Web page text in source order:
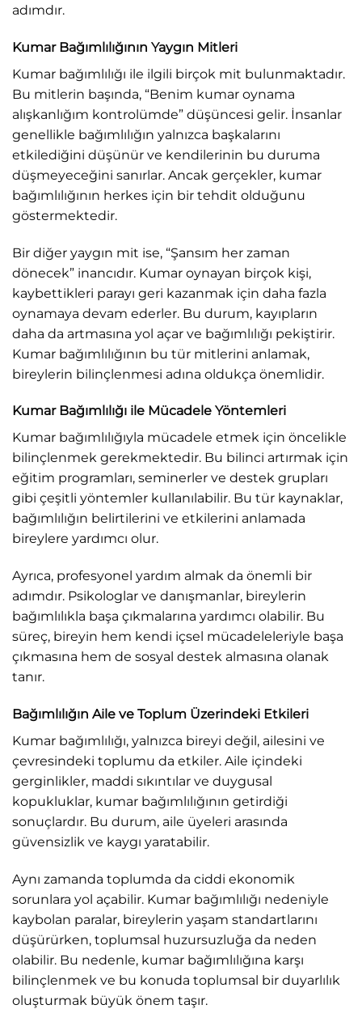
adımdır.
Kumar Bağımlılığının Yaygın Mitleri
Kumar bağımlılığı ile ilgili birçok mit bulunmaktadır.
Bu mitlerin başında, “Benim kumar oynama
alışkanlığım kontrolümde” düşüncesi gelir. İnsanlar
genellikle bağımlılığın yalnızca başkalarını
etkilediğini düşünür ve kendilerinin bu duruma
düşmeyeceğini sanırlar. Ancak gerçekler, kumar
bağımlılığının herkes için bir tehdit olduğunu
göstermektedir.
Bir diğer yaygın mit ise, “Şansım her zaman
dönecek” inancıdır. Kumar oynayan birçok kişi,
kaybettikleri parayı geri kazanmak için daha fazla
oynamaya devam ederler. Bu durum, kayıpların
daha da artmasına yol açar ve bağımlılığı pekiştirir.
Kumar bağımlılığının bu tür mitlerini anlamak,
bireylerin bilinçlenmesi adına oldukça önemlidir.
Kumar Bağımlılığı ile Mücadele Yöntemleri
Kumar bağımlılığıyla mücadele etmek için öncelikle
bilinçlenmek gerekmektedir. Bu bilinci artırmak için
eğitim programları, seminerler ve destek grupları
gibi çeşitli yöntemler kullanılabilir. Bu tür kaynaklar,
bağımlılığın belirtilerini ve etkilerini anlamada
bireylere yardımcı olur.
Ayrıca, profesyonel yardım almak da önemli bir
adımdır. Psikologlar ve danışmanlar, bireylerin
bağımlılıkla başa çıkmalarına yardımcı olabilir. Bu
süreç, bireyin hem kendi içsel mücadeleleriyle başa
çıkmasına hem de sosyal destek almasına olanak
tanır.
Bağımlılığın Aile ve Toplum Üzerindeki Etkileri
Kumar bağımlılığı, yalnızca bireyi değil, ailesini ve
çevresindeki toplumu da etkiler. Aile içindeki
gerginlikler, maddi sıkıntılar ve duygusal
kopukluklar, kumar bağımlılığının getirdiği
sonuçlardır. Bu durum, aile üyeleri arasında
güvensizlik ve kaygı yaratabilir.
Aynı zamanda toplumda da ciddi ekonomik
sorunlara yol açabilir. Kumar bağımlılığı nedeniyle
kaybolan paralar, bireylerin yaşam standartlarını
düşürürken, toplumsal huzursuzluğa da neden
olabilir. Bu nedenle, kumar bağımlılığına karşı
bilinçlenmek ve bu konuda toplumsal bir duyarlılık
oluşturmak büyük önem taşır.